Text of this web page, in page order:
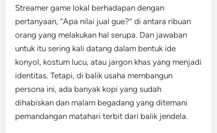
Streamer game lokal berhadapan dengan
pertanyaan, “Apa nilai jual gue?” di antara ribuan
orang yang melakukan hal serupa. Dan jawaban
untuk itu sering kali datang dalam bentuk ide
konyol, kostum lucu, atau jargon khas yang menjadi
identitas. Tetapi, di balik usaha membangun
persona ini, ada banyak kopi yang sudah
dihabiskan dan malam begadang yang ditemani
pemandangan matahari terbit dari balik jendela.